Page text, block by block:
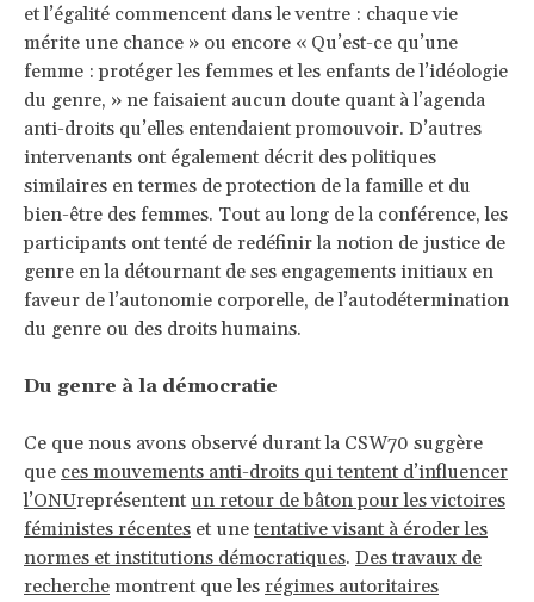
et l’égalité commencent dans le ventre : chaque vie
mérite une chance » ou encore « Qu’est-ce qu’une
femme : protéger les femmes et les enfants de l’idéologie
du genre, » ne faisaient aucun doute quant à l’agenda
anti-droits qu’elles entendaient promouvoir. D’autres
intervenants ont également décrit des politiques
similaires en termes de protection de la famille et du
bien-être des femmes. Tout au long de la conférence, les
participants ont tenté de redéfinir la notion de justice de
genre en la détournant de ses engagements initiaux en
faveur de l’autonomie corporelle, de l’autodétermination
du genre ou des droits humains.
Du genre à la démocratie
Ce que nous avons observé durant la CSW70 suggère
que ces mouvements anti-droits qui tentent d’influencer
l’ONUreprésentent un retour de bâton pour les victoires
féministes récentes et une tentative visant à éroder les
normes et institutions démocratiques. Des travaux de
recherche montrent que les régimes autoritaires